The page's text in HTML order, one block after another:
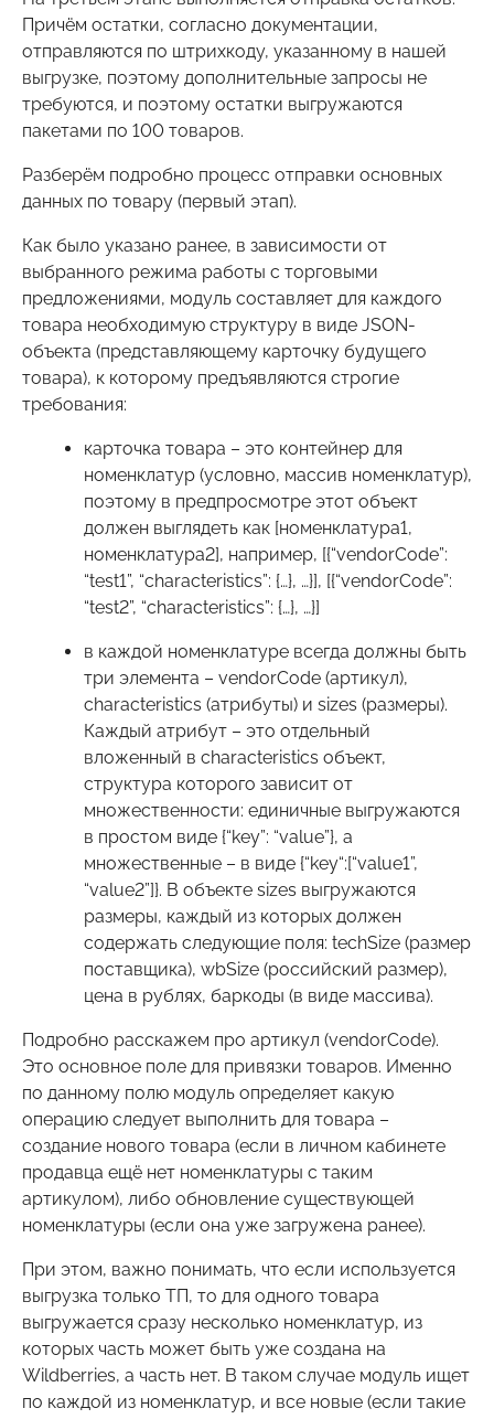
Причём остатки, согласно документации,
отправляются по штрихкоду, указанному в нашей
выгрузке, поэтому дополнительные запросы не
требуются, и поэтому остатки выгружаются
пакетами по 100 товаров.
Разберём подробно процесс отправки основных
данных по товару (первый этап).
Как было указано ранее, в зависимости от
выбранного режима работы с торговыми
предложениями, модуль составляет для каждого
товара необходимую структуру в виде JSON-
объекта (представляющему карточку будущего
товара), к которому предъявляются строгие
требования:
карточка товара – это контейнер для
номенклатур (условно, массив номенклатур),
поэтому в предпросмотре этот объект
должен выглядеть как [номенклатура1,
номенклатура2], например, [{“vendorCode”:
“test1”, “characteristics”: {…}, …}], [{“vendorCode”:
“test2”, “characteristics”: {…}, …}]
в каждой номенклатуре всегда должны быть
три элемента – vendorCode (артикул),
characteristics (атрибуты) и sizes (размеры).
Каждый атрибут – это отдельный
вложенный в characteristics объект,
структура которого зависит от
множественности: единичные выгружаются
в простом виде {“key”: “value”}, а
множественные – в виде {“key“:[“value1”,
“value2”]}. В объекте sizes выгружаются
размеры, каждый из которых должен
содержать следующие поля: techSize (размер
поставщика), wbSize (российский размер),
цена в рублях, баркоды (в виде массива).
Подробно расскажем про артикул (vendorCode).
Это основное поле для привязки товаров. Именно
по данному полю модуль определяет какую
операцию следует выполнить для товара –
создание нового товара (если в личном кабинете
продавца ещё нет номенклатуры с таким
артикулом), либо обновление существующей
номенклатуры (если она уже загружена ранее).
При этом, важно понимать, что если используется
выгрузка только ТП, то для одного товара
выгружается сразу несколько номенклатур, из
которых часть может быть уже создана на
Wildberries, а часть нет. В таком случае модуль ищет
по каждой из номенклатур, и все новые (если такие